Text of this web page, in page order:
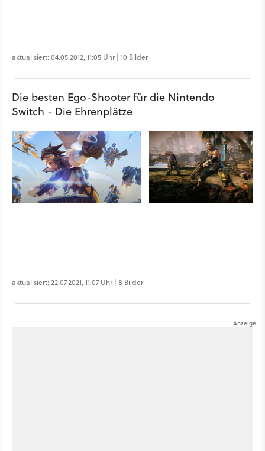
aktualisiert: 04.05.2012, 11:05 Uhr | 10 Bilder
Die besten Ego-Shooter für die Nintendo
Switch - Die Ehrenplätze
aktualisiert: 22.07.2021, 11:07 Uhr | 8 Bilder